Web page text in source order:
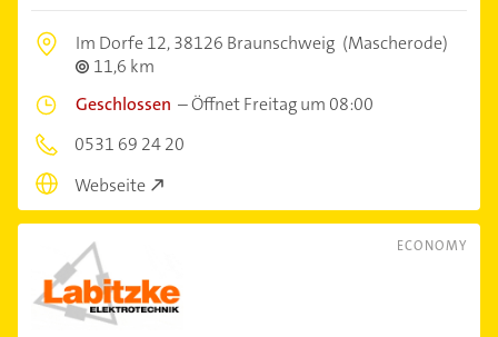
Im Dorfe 12,38126 Braunschweig (Mascherode)
11,6 km
Geschlossen –Öffnet Freitag um 08:00
0531 69 24 20
Webseite
ECONOMY